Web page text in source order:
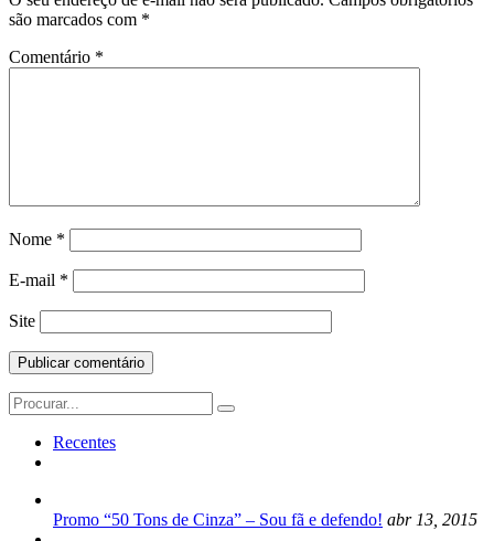
são marcados com *
Comentário *
Nome *
E-mail *
Site
Search
for:
Recentes
Promo “50 Tons de Cinza” – Sou fã e defendo! abr 13, 2015